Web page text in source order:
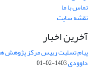
تماس با ما
نقشه سایت
آخرین اخبار
پیام تسلیت رییس مرکز
داوودی1403-02-01